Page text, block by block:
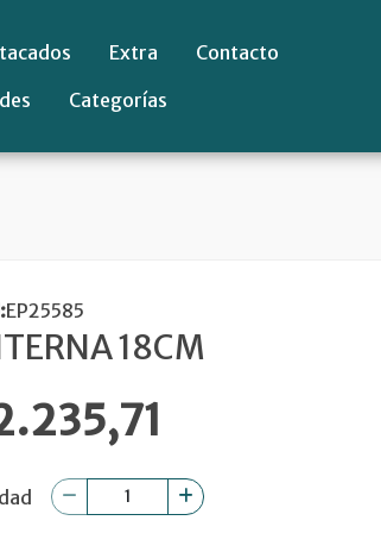
Extra
Contacto
Categorías
EP25585
18CM